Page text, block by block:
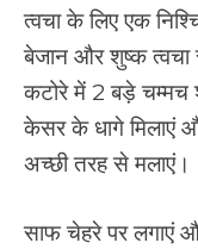
त्वचा के लिए एक
बेजान और शुष्क
कटोरे में 2 बड़े चम्मच
केसर के धागे मिलाएं
अच्छी तरह से मलाएं।
साफ चेहरे पर लगाएं